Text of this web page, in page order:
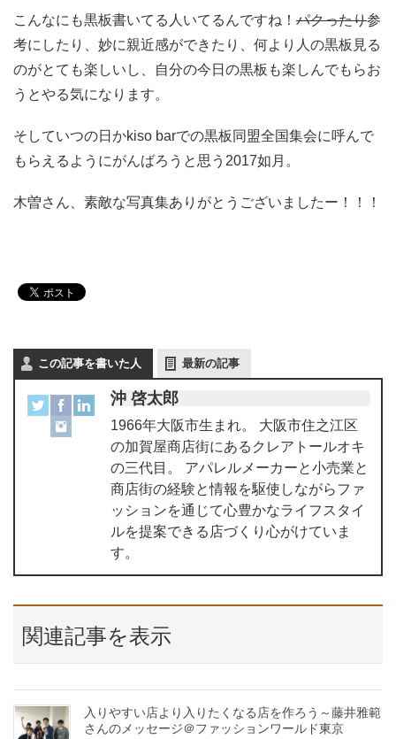
こんなにも黒板書いてる人いてるんですね！ パクったり参
考にしたり、妙に親近感ができたり、何より人の黒板見る
のがとても楽しいし、自分の今日の黒板も楽しんでもらお
うとやる気になります。
そしていつの日かkiso barでの黒板同盟全国集会に呼んで
もらえるようにがんばろうと思う2017如月。
木曽さん、素敵な写真集ありがとうございましたー！！！
この記事を書いた人 最新の記事
沖 啓太郎
1966年大阪市生まれ。 大阪市住之江区
の加賀屋商店街にあるクレアトールオキ
の三代目。 アパレルメーカーと小売業と
商店街の経験と情報を駆使しながらファ
ッションを通じて心豊かなライフスタイ
ルを提案できる店づくり心がけていま
す。
関連記事を表示
入りやすい店より入りたくなる店を作ろう～藤井雅範
さんのメッセージ＠ファッションワールド東京